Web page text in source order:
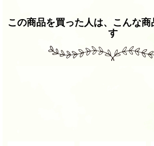
この商品を買った人は、こんな商
す